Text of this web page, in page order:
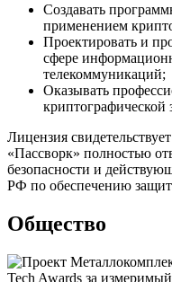
Создавать
применением
Проектировать и
сфере
телекоммуникаций;
Оказывать
Лицензия
«Пассворк» полностью
безопасности и
РФ по обеспечению
Общество